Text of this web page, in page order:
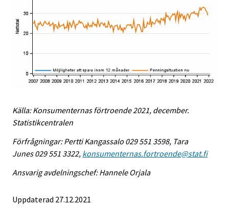
Källa: Konsumenternas förtroende 2021, december.
Statistikcentralen
Förfrågningar: Pertti Kangassalo 029 551 3598, Tara
Junes 029 551 3322, konsumenternas.fortroende@stat.fi
Ansvarig avdelningschef: Hannele Orjala
Uppdaterad 27.12.2021